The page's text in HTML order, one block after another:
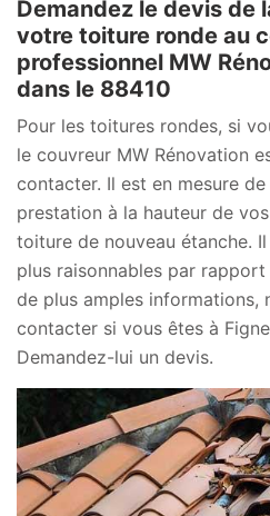
Demandez le devis de
votre toiture ronde au
professionnel MW
dans le 88410
Pour les toitures rondes, si
le couvreur MW Rénovation
contacter. Il est en mesure
prestation à la hauteur de
toiture de nouveau étanche.
plus raisonnables par
de plus amples informations,
contacter si vous êtes à
Demandez-lui un devis.